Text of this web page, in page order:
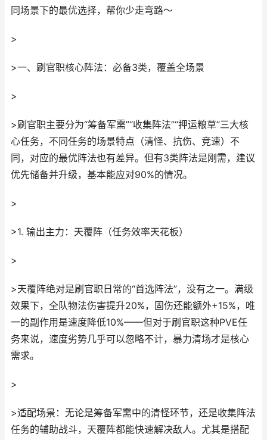
同场景下的最优选择，帮你少走弯路～
>
>一、刷官职核心阵法：必备3类，覆盖全场景
>
>刷官职主要分为“筹备军需”“收集阵法”“押运粮草”三大核
心任务，不同任务的场景特点（清怪、抗伤、竞速）不
同，对应的最优阵法也有差异。但有3类阵法是刚需，建议
优先储备并升级，基本能应对90%的情况。
>
>1. 输出主力：天覆阵（任务效率天花板）
>
>天覆阵绝对是刷官职日常的“首选阵法”，没有之一。满级
效果下，全队物法伤害提升20%，固伤还能额外+15%，唯
一的副作用是速度降低10%——但对于刷官职这种PVE任
务来说，速度劣势几乎可以忽略不计，暴力清场才是核心
需求。
>
>适配场景：无论是筹备军需中的清怪环节，还是收集阵法
任务的辅助战斗，天覆阵都能快速解决敌人。尤其是搭配